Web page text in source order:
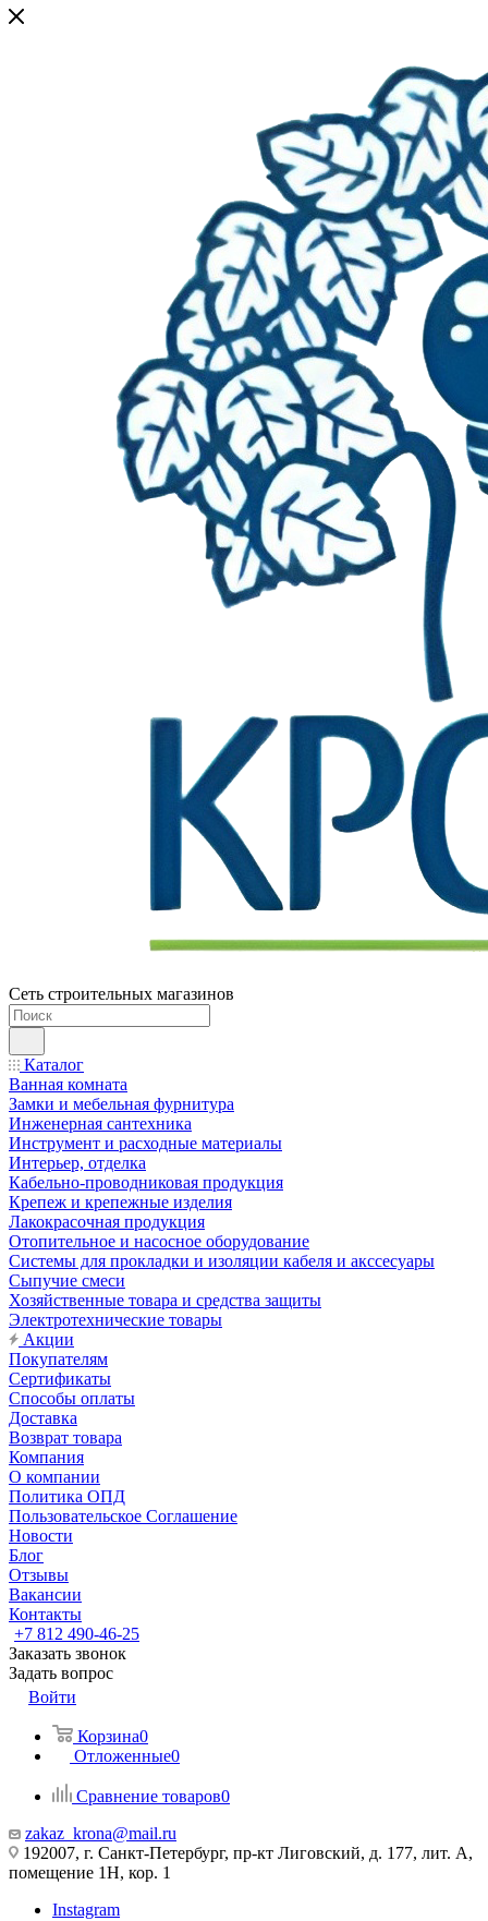
Сеть строительных магазинов
Каталог
Ванная комната
Замки и мебельная фурнитура
Инженерная сантехника
Инструмент и расходные материалы
Интерьер, отделка
Кабельно-проводниковая продукция
Крепеж и крепежные изделия
Лакокрасочная продукция
Отопительное и насосное оборудование
Системы для прокладки и изоляции кабеля и акссесуары
Сыпучие смеси
Хозяйственные товара и средства защиты
Электротехнические товары
Акции
Покупателям
Сертификаты
Способы оплаты
Доставка
Возврат товара
Компания
О компании
Политика ОПД
Пользовательское Соглашение
Новости
Блог
Отзывы
Вакансии
Контакты
+7 812 490-46-25
Заказать звонок
Задать вопрос
Войти
Корзина0
Отложенные0
Сравнение товаров0
zakaz_krona@mail.ru
192007, г. Санкт-Петербург, пр-кт Лиговский, д. 177, лит. А,
помещение 1Н, кор. 1
Instagram